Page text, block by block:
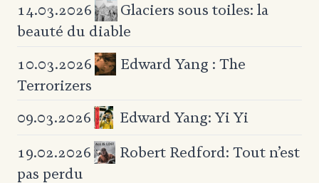
14.03.2026 Glaciers sous toiles: la
beauté du diable
10.03.2026
Edward Yang : The
Terrorizers
09.03.2026
Edward Yang: Yi Yi
19.02.2026
Robert Redford: Tout n’est
pas perdu